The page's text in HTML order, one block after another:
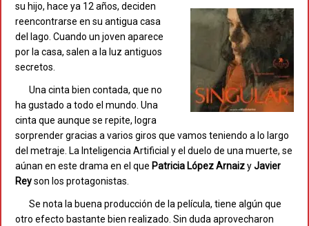
su hijo, hace ya 12 años, deciden
reencontrarse en su antigua casa
del lago. Cuando un joven aparece
por la casa, salen a la luz antiguos
secretos.
Una cinta bien contada, que no
ha gustado a todo el mundo. Una
cinta que aunque se repite, logra
sorprender gracias a varios giros que vamos teniendo a lo largo
del metraje. La Inteligencia Artificial y el duelo de una muerte, se
aúnan en este drama en el que Patricia López ArnaizyJavier
Reyson los protagonistas.
Se nota la buena producción de la película, tiene algún que
otro efecto bastante bien realizado. Sin duda aprovecharon